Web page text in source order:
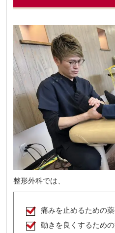
整形外科では、
痛みを止めるための
動きを良くするため